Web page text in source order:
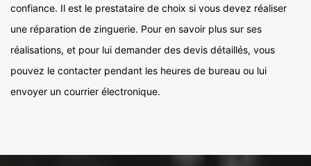
confiance. Il est le prestataire de choix si vous devez réaliser
une réparation de zinguerie. Pour en savoir plus sur ses
réalisations, et pour lui demander des devis détaillés, vous
pouvez le contacter pendant les heures de bureau ou lui
envoyer un courrier électronique.